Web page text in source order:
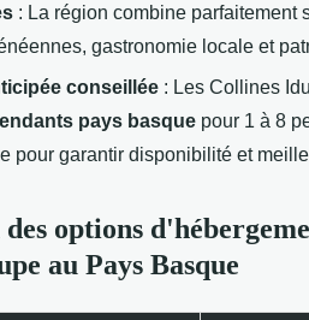
: La région combine parfaitement
gastronomie locale et
conseillée : Les Collines
pays basque pour 1 à 8
pour garantir disponibilité et
options
au Pays Basque